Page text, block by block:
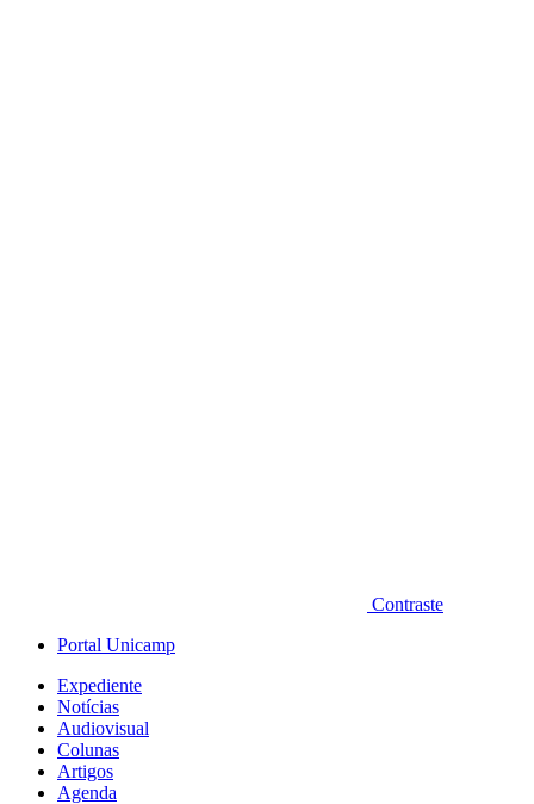
Contraste
Portal Unicamp
Expediente
Notícias
Audiovisual
Colunas
Artigos
Agenda